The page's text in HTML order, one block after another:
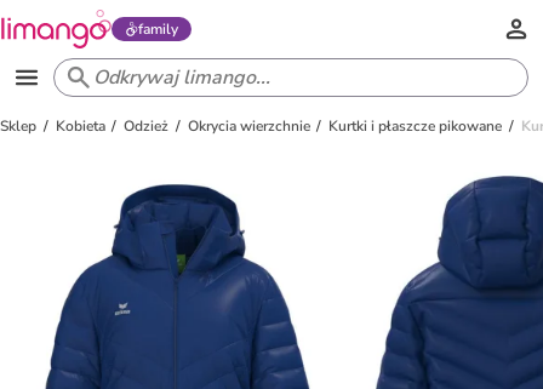
family
Sklep Kobieta Odzież Okrycia wierzchnie Kurtki i płaszcze pikowane